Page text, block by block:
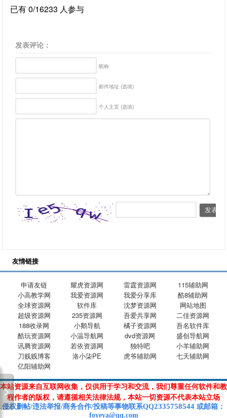
已有 0/16233 人参与
发表评论：
昵称
邮件地址 (选填)
个人主页 (选填)
友情链接
申请友链 耀虎资源网 雷霆资源网
115辅助网
小高教学网
我爱资源网 我爱分享库
酷8辅助网
全球资源网
软件库 沈梦资源网
网站地图
超级资源网
235资源网 吾爱共享网
二佳资源网
188收录网
小鹅导航 橘子资源网
吾名软件库
酷玩资源网
小温导航网 dvd资源网
盛创导航网
讯腾资源网
若依资源网 独特吧
小羊辅助网
刀贱贱博客
洛小柒PE 虎爷辅助网
七天辅助网
亿阳辅助网
本站资源来自互联网收集，仅供用于学习和交流，我们尊重任何软件和教
程作者的版权，请遵循相关法律法规，本站一切资源不代表本站立场
侵权删帖/违法举报/商务合作/投稿等事物联系QQ2335758544 或邮箱 ：
foyeya@qq.com